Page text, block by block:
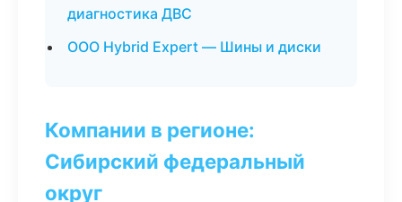
диагностика ДВС
ООО Hybrid Expert — Шины и диски
Компании в регионе:
Сибирский федеральный
округ